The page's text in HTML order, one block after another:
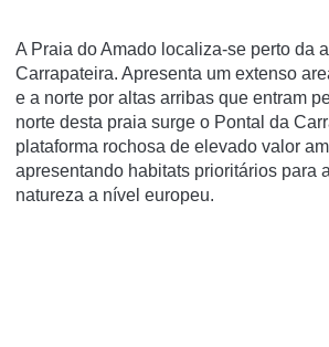
A Praia do Amado localiza-se perto da
Carrapateira. Apresenta um extenso
e a norte por altas arribas que entram
norte desta praia surge o Pontal da
plataforma rochosa de elevado valor
apresentando habitats prioritários para
natureza a nível europeu.